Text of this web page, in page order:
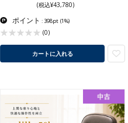
(税込¥43,780)
ポイント : 398pt (1%)
(0)
カートに入れる